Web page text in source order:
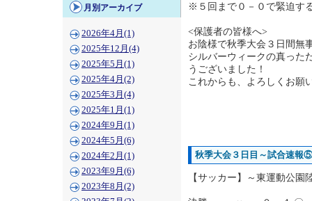
月別アーカイブ
2026年4月(1)
2025年12月(4)
2025年5月(1)
2025年4月(2)
2025年3月(4)
2025年1月(1)
2024年9月(1)
2024年5月(6)
2024年2月(1)
2023年9月(6)
2023年8月(2)
※５回まで０－０で緊迫す
<保護者の皆様へ>
お陰様で秋季大会３日間無
シルバーウィークの真った
うございました！
これからも、よろしくお
秋季大会３日目～試合速報
【サッカー】～東運動公園